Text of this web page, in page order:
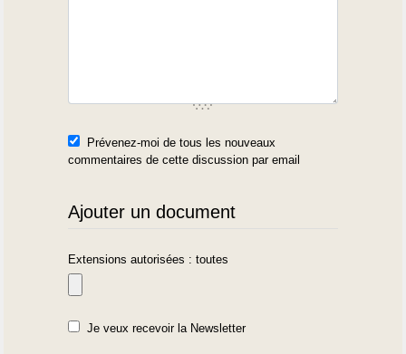
Prévenez-moi de tous les nouveaux
commentaires de cette discussion par email
Ajouter un document
Extensions autorisées : toutes
Je veux recevoir la Newsletter